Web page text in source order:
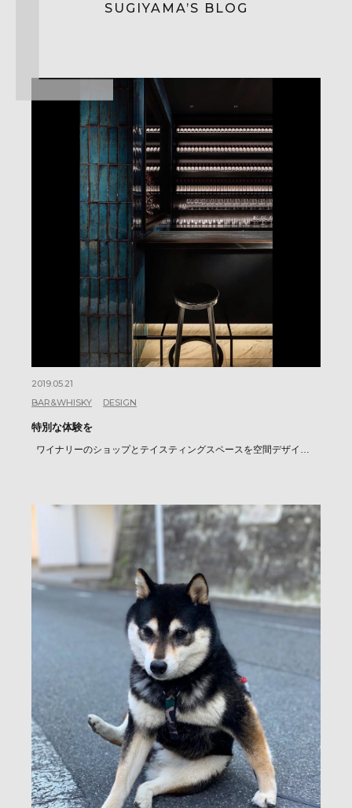
SUGIYAMA’S BLOG
2019.05.21
BAR&WHISKY
DESIGN
特別な体験を
ワイナリーのショップとテイスティングスペースを空間デザイ…